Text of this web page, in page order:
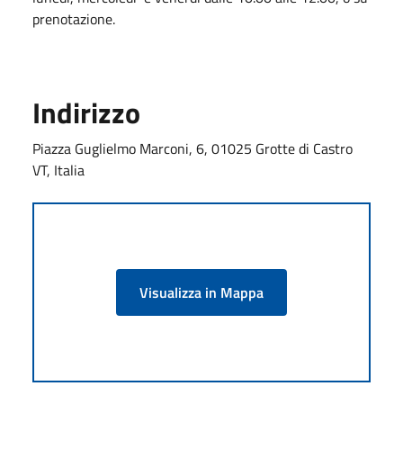
prenotazione.
Indirizzo
Piazza Guglielmo Marconi, 6, 01025 Grotte di Castro
VT, Italia
Visualizza in Mappa